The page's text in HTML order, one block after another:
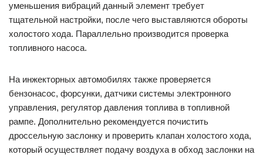
уменьшения вибраций данный элемент требует
тщательной настройки, после чего выставляются обороты
холостого хода. Параллельно производится проверка
топливного насоса.
На инжекторных автомобилях также проверяется
бензонасос, форсунки, датчики системы электронного
управления, регулятор давления топлива в топливной
рампе. Дополнительно рекомендуется почистить
дроссельную заслонку и проверить клапан холостого хода,
который осуществляет подачу воздуха в обход заслонки на